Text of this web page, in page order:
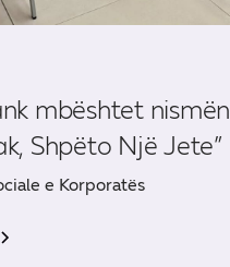
mbështet nismën
Shpëto Një Jete”
e Korporatës